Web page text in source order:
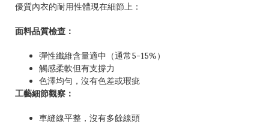
優質內衣的耐用性體現在細節上：
面料品質檢查：
彈性纖維含量適中（通常5-15%）
觸感柔軟但有支撐力
色澤均勻，沒有色差或瑕疵
工藝細節觀察：
車縫線平整，沒有多餘線頭